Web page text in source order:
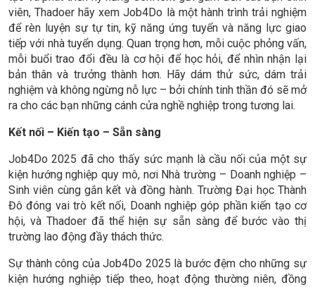
viên, Thadoer hãy xem Job4Do là một hành trình trải nghiệm
để rèn luyện sự tự tin, kỹ năng ứng tuyển và năng lực giao
tiếp với nhà tuyển dụng. Quan trọng hơn, mỗi cuộc phỏng vấn,
mỗi buổi trao đổi đều là cơ hội để học hỏi, để nhìn nhận lại
bản thân và trưởng thành hơn. Hãy dám thử sức, dám trải
nghiệm và không ngừng nỗ lực – bởi chính tinh thần đó sẽ mở
ra cho các bạn những cánh cửa nghề nghiệp trong tương lai.
Kết nối – Kiến tạo – Sẵn sàng
Job4Do 2025 đã cho thấy sức mạnh là cầu nối của một sự
kiện hướng nghiệp quy mô, nơi Nhà trường – Doanh nghiệp –
Sinh viên cùng gắn kết và đồng hành. Trường Đại học Thành
Đô đóng vai trò kết nối, Doanh nghiệp góp phần kiến tạo cơ
hội, và Thadoer đã thể hiện sự sẵn sàng để bước vào thị
trường lao động đầy thách thức.
Sự thành công của Job4Do 2025 là bước đệm cho những sự
kiện hướng nghiệp tiếp theo, hoạt động thường niên, đồng